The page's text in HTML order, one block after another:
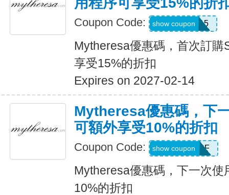
Coupon Code: APP15
show coupon
Mytheresa優惠碼，首次訂
享受15%的折扣
Expires on 2027-02-14
Mytheresa優惠碼，下
可額外享受10%的折扣
Coupon Code: ACCOUNTSF
show coupon
Mytheresa優惠碼，下一次
10%的折扣